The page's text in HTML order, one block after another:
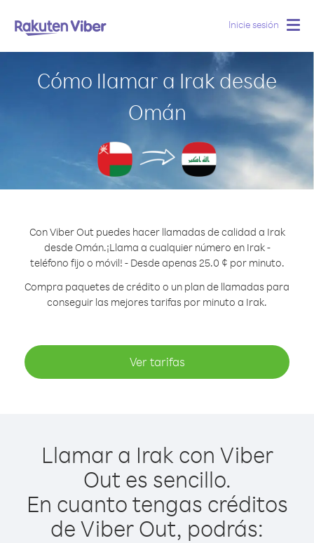
Inicie sesión
Cómo llamar a Irak desde
Omán
Con Viber Out puedes hacer llamadas de calidad a Irak
desde Omán.¡Llama a cualquier número en Irak -
teléfono fijo o móvil! - Desde apenas 25.0 ¢ por minuto.
Compra paquetes de crédito o un plan de llamadas para
conseguir las mejores tarifas por minuto a Irak.
Ver tarifas
Llamar a Irak con Viber
Out es sencillo.
En cuanto tengas créditos
de Viber Out, podrás: